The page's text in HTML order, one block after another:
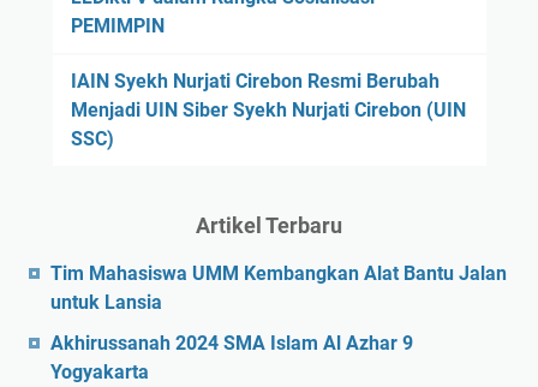
PEMIMPIN
IAIN Syekh Nurjati Cirebon Resmi Berubah
Menjadi UIN Siber Syekh Nurjati Cirebon (UIN
SSC)
Artikel Terbaru
Tim Mahasiswa UMM Kembangkan Alat Bantu Jalan
untuk Lansia
Akhirussanah 2024 SMA Islam Al Azhar 9
Yogyakarta